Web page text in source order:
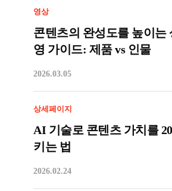
영상
콘텐츠의 완성도를 높이는
영 가이드: 제품 vs 인물
2026.03.05
상세페이지
AI 기술로 콘텐츠 가치를
키는 법
2026.02.24